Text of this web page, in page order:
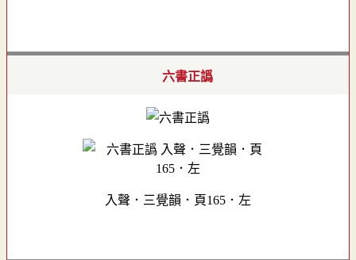
六書正譌
入聲．三覺韻．頁165．左